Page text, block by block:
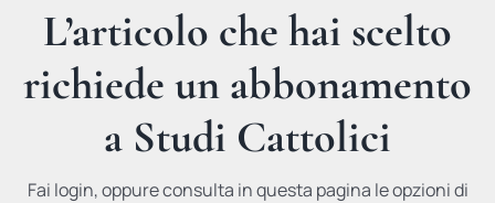
Promozioni
Newsletter
EDITORIALI
IN QUESTO NUMERO
L’articolo che hai scelto
richiede un abbonamento
a Studi Cattolici
Fai login, oppure consulta in questa pagina le opzioni di